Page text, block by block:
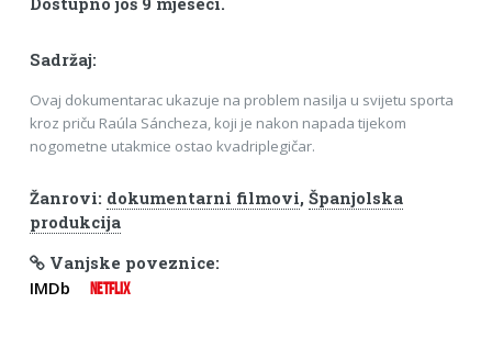
Sadržaj:
Ovaj dokumentarac ukazuje na problem nasilja u svijetu sporta
kroz priču Raúla Sáncheza, koji je nakon napada tijekom
nogometne utakmice ostao kvadriplegičar.
Žanrovi: dokumentarni filmovi, Španjolska
produkcija
Vanjske poveznice:
IMDb NETFLIX